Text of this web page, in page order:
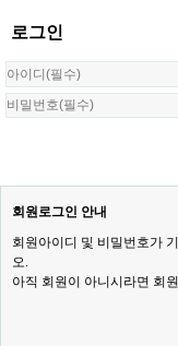
로그인
회원로그인 안내
회원아이디 및 비밀번호가
오.
아직 회원이 아니시라면 회